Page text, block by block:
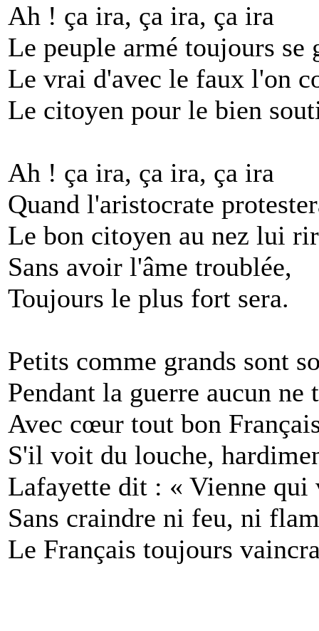
Ah ! ça ira, ça ira, ça ira
Le peuple armé toujours se
Le vrai d'avec le faux l'on
Le citoyen pour le bien
Ah ! ça ira, ça ira, ça ira
Quand l'aristocrate
Le bon citoyen au nez lui
Sans avoir l'âme troublée,
Toujours le plus fort sera.
Petits comme grands sont
Pendant la guerre aucun ne
Avec cœur tout bon
S'il voit du louche,
Lafayette dit : « Vienne qui
Sans craindre ni feu, ni
Le Français toujours